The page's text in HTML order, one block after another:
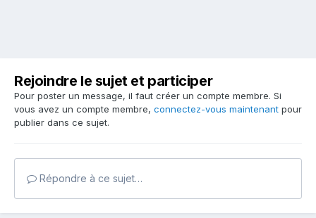
Rejoindre le sujet et participer
Pour poster un message, il faut créer un compte membre. Si
vous avez un compte membre, connectez-vous maintenant pour
publier dans ce sujet.
Répondre à ce sujet…